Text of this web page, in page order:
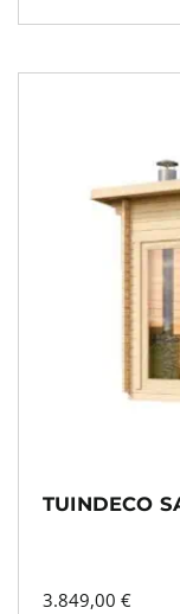
TUINDECO
3.849,00 €